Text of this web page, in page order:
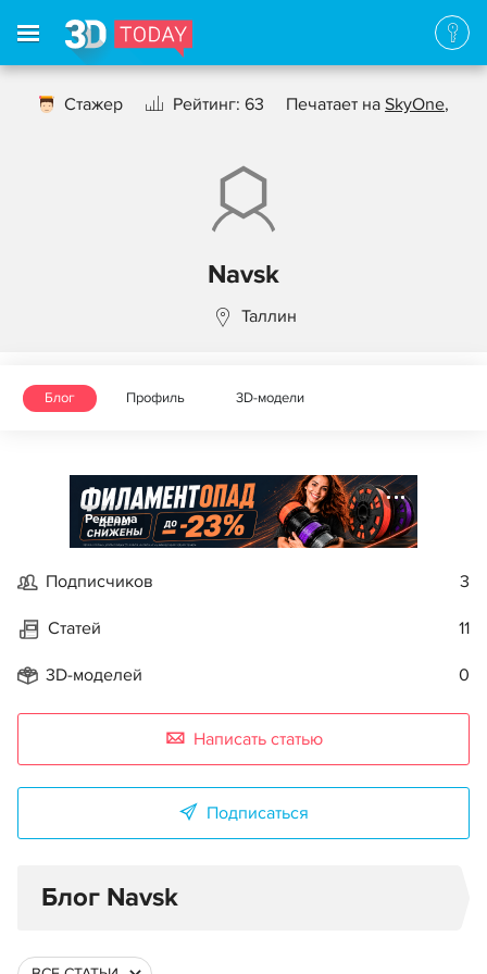
Стажер Рейтинг: 63 Печатает на SkyOne,
Navsk
Таллин
Блог Профиль 3D-модели
Реклама
Подписчиков 3
Статей 11
3D-моделей 0
Написать статью
Подписаться
Блог Navsk